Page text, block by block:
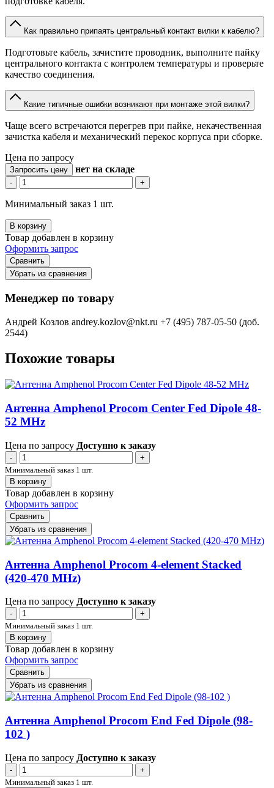
Как правильно припаять центральный контакт вилки к кабелю?
Подготовьте кабель, зачистите проводник, выполните пайку
центрального контакта с контролем температуры и проверьте
качество соединения.
Какие типичные ошибки возникают при монтаже этой вилки?
Чаще всего встречаются перегрев при пайке, некачественная
зачистка кабеля и механический перекос корпуса при сборке.
Цена по запросу
Запросить цену нет на складе
- +
Минимальный заказ 1 шт.
В корзину
Товар добавлен в корзину
Оформить запрос
Сравнить
Убрать из сравнения
Менеджер по товару
Андрей Козлов andrey.kozlov@nkt.ru +7 (495) 787-05-50 (доб.
2544)
Похожие товары
Антенна Amphenol Procom Center Fed Dipole 48-
52 MHz
Цена по запросу Доступно к заказу
-
+
Минимальный заказ 1 шт.
В корзину
Товар добавлен в корзину
Оформить запрос
Сравнить
Убрать из сравнения
Антенна Amphenol Procom 4-element Stacked
(420-470 MHz)
Цена по запросу Доступно к заказу
-
+
Минимальный заказ 1 шт.
В корзину
Товар добавлен в корзину
Оформить запрос
Сравнить
Убрать из сравнения
Антенна Amphenol Procom End Fed Dipole (98-
102 )
Цена по запросу Доступно к заказу
-
+
Минимальный заказ 1 шт.